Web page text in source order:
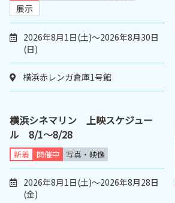
展示
2026年8月1日(土)～2026年8月30日
(日)
横浜赤レンガ倉庫1号館
横浜シネマリン 上映スケジュー
ル 8/1～8/28
新着 開催中 写真・映像
2026年8月1日(土)～2026年8月28日
(金)